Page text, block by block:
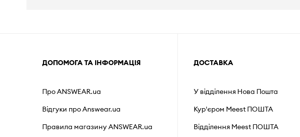
ДОПОМОГА ТА ІНФОРМАЦІЯ
Про ANSWEAR.ua
Відгуки про Answear.ua
Правила магазину ANSWEAR.ua
ДОСТАВКА
У відділення Нова Пошта
Кур'єром Meest ПОШТА
Відділення Мeest ПОШТА